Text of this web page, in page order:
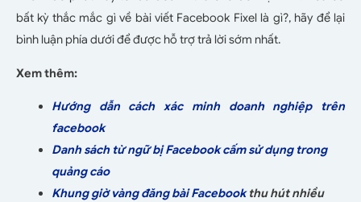
bất kỳ thắc mắc gì về bài viết Facebook Fixel là gì?, hãy để lại
bình luận phía dưới để được hỗ trợ trả lời sớm nhất.
Xem thêm:
Hướng dẫn cách xác minh doanh nghiệp trên
facebook
Danh sách từ ngữ bị Facebook cấm sử dụng trong
quảng cáo
Khung giờ vàng đăng bài Facebookthu hút nhiều